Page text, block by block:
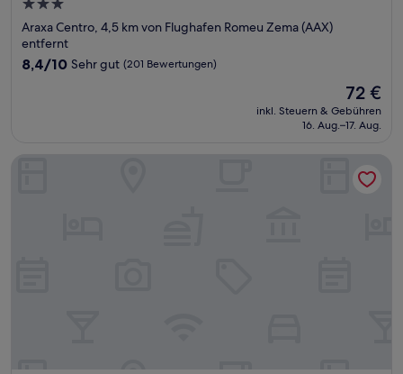
3.0-
Sterne-
Unterkunft
Araxa Centro, 4,5 km von Flughafen Romeu Zema (AAX)
entfernt
8.4
Bewertungen)
8,4/10 Sehr gut (201 Bewertungen)
Der
Preis
beträgt
72 €
inkl. Steuern & Gebühren
16. Aug.–17. Aug.